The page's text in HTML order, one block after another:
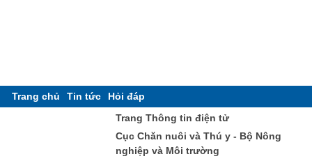
Trang chủ Tin tức
Hỏi đáp
Trang Thông tin điện tử
Cục Chăn nuôi và Thú y - Bộ Nông
nghiệp và Môi trường